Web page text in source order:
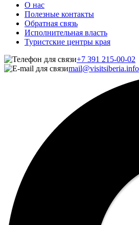
О нас
Полезные контакты
Обратная связь
Исполнительная власть
Туристские центры края
+7 391 215-00-02
mail@visitsiberia.info